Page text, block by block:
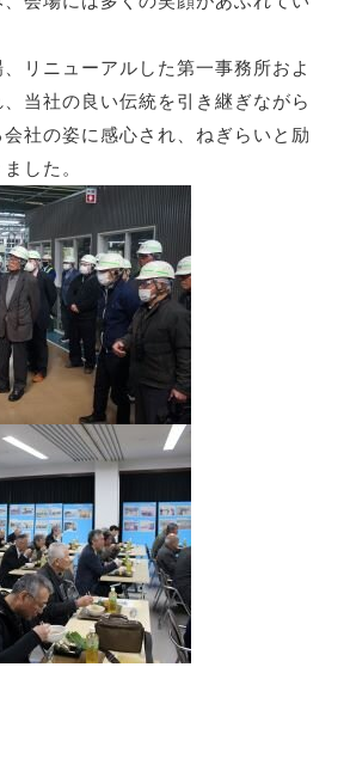
リニューアルした第一事務所およ
当社の良い伝統を引き継ぎながら
社の姿に感心され、ねぎらいと励
した。